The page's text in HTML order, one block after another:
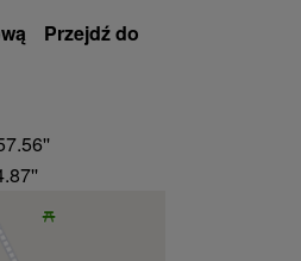
Przejdź do